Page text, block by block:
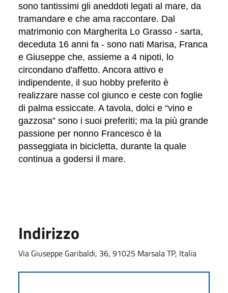
sono tantissimi gli aneddoti legati al mare, da
tramandare e che ama raccontare. Dal
matrimonio con Margherita Lo Grasso - sarta,
deceduta 16 anni fa - sono nati Marisa, Franca
e Giuseppe che, assieme a 4 nipoti, lo
circondano d'affetto. Ancora attivo e
indipendente, il suo hobby preferito è
realizzare nasse col giunco e ceste con foglie
di palma essiccate. A tavola, dolci e “vino e
gazzosa” sono i suoi preferiti; ma la più grande
passione per nonno Francesco è la
passeggiata in bicicletta, durante la quale
continua a godersi il mare.
Indirizzo
Via Giuseppe Garibaldi, 36, 91025 Marsala TP, Italia